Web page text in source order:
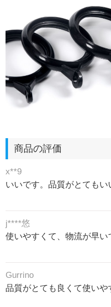
商品の評価
x**9
いいです。品質がとてもい
j****悠
使いやすくて、物流が早い
Gurrino
品質がとても良くて使いや